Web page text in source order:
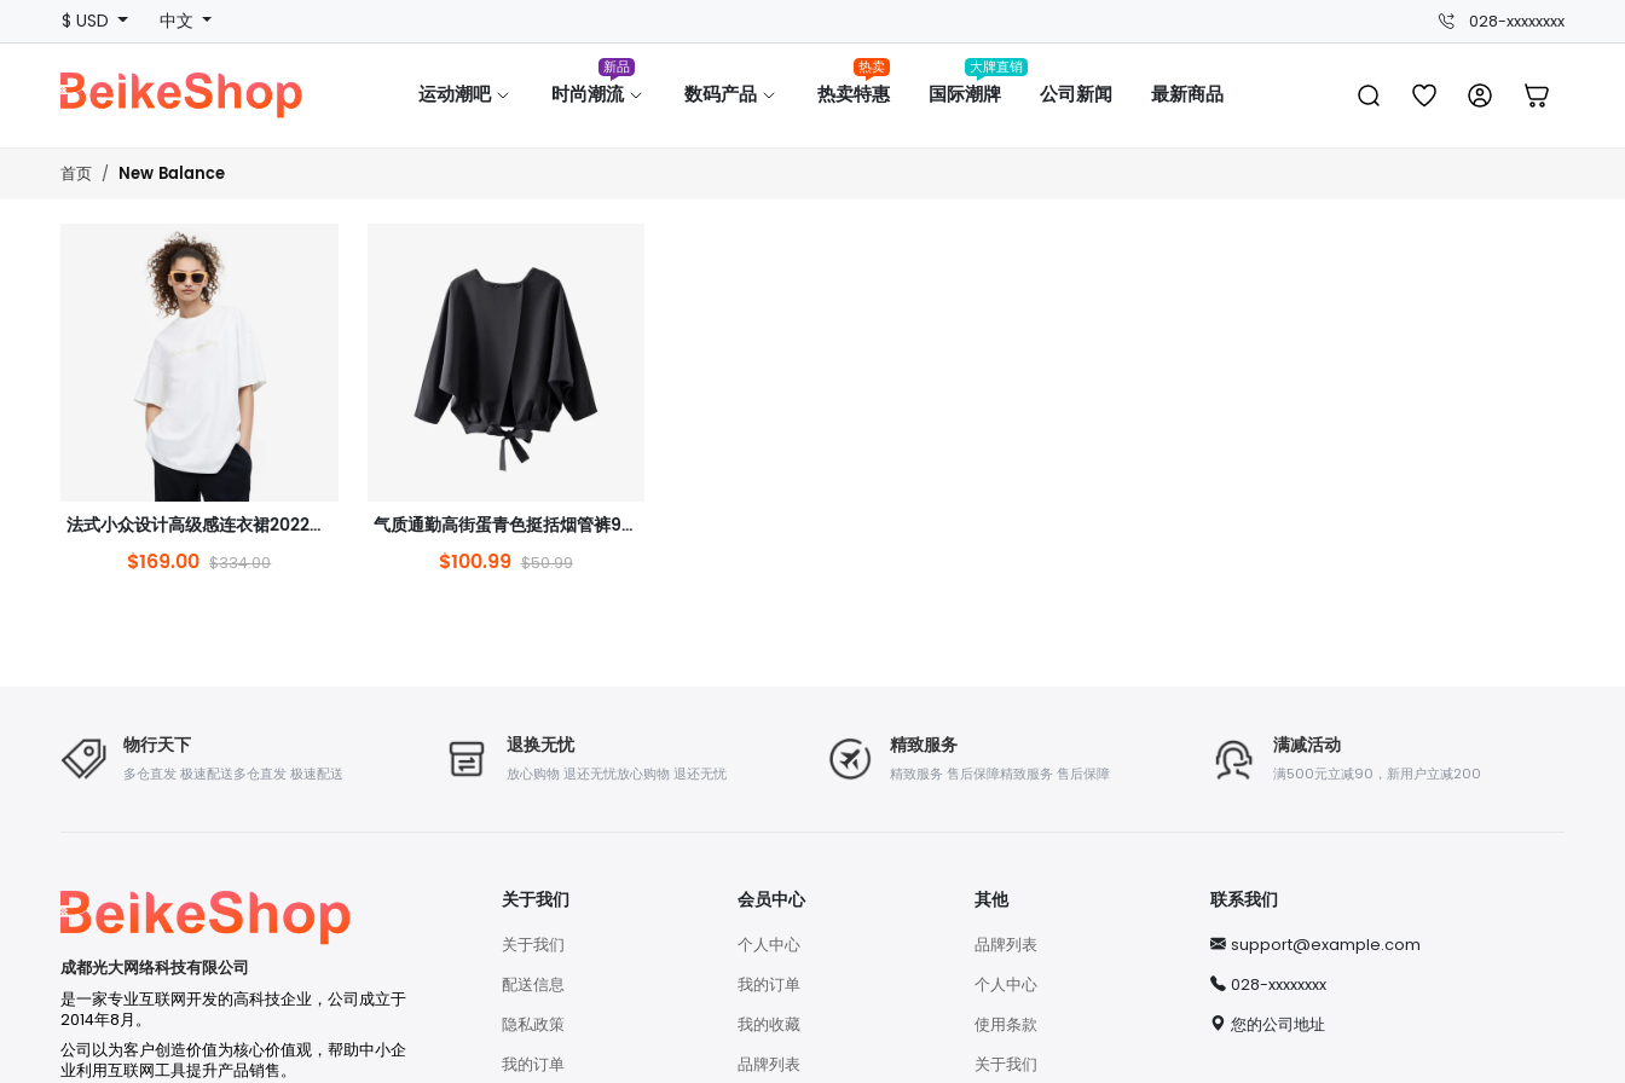
$ USD 中文 028-xxxxxxxx
运动潮吧 时尚潮流
新品
数码产品 热卖特惠
热卖
国际潮牌
大牌直销
公司新闻 最新商品
首页 New Balance
法式小众设计高级感连衣裙2022年新款收腰显瘦中长款裙子女夏
$169.00 $334.00
气质通勤高街蛋青色挺括烟管裤9分裤套装下装22秋女
$100.99 $50.99
物行天下
多仓直发 极速配送多仓直发 极速配送
退换无忧
放心购物 退还无忧放心购物 退还无忧
精致服务
精致服务 售后保障精致服务 售后保障
满减活动
满500元立减90，新用户立减200
成都光大网络科技有限公司
是一家专业互联网开发的高科技企业，公司成立于
2014年8月。
公司以为客户创造价值为核心价值观，帮助中小企
业利用互联网工具提升产品销售。
关于我们
关于我们
配送信息
隐私政策
我的订单
会员中心
个人中心
我的订单
我的收藏
品牌列表
其他
品牌列表
个人中心
使用条款
关于我们
联系我们
support@example.com
028-xxxxxxxx
您的公司地址